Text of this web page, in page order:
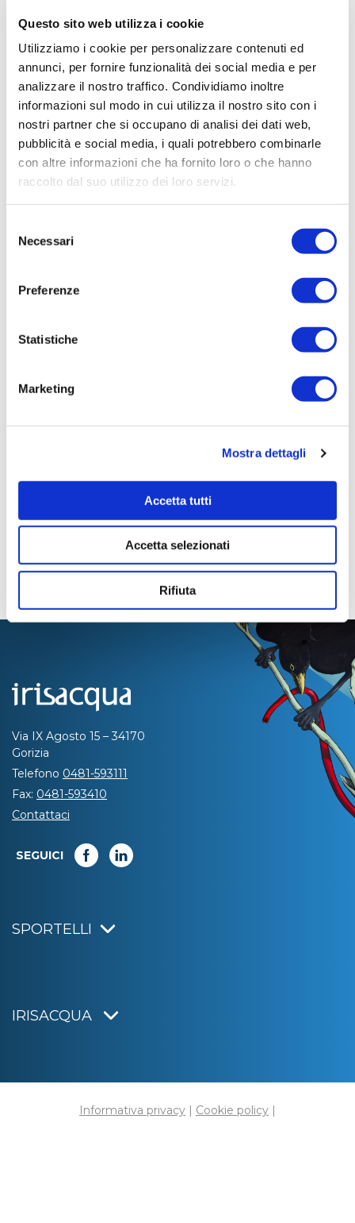
Questo sito web utilizza i cookie
Utilizziamo i cookie per personalizzare contenuti ed
annunci, per fornire funzionalità dei social media e per
analizzare il nostro traffico. Condividiamo inoltre
informazioni sul modo in cui utilizza il nostro sito con i
nostri partner che si occupano di analisi dei dati web,
pubblicità e social media, i quali potrebbero combinarle
con altre informazioni che ha fornito loro o che hanno
raccolto dal suo utilizzo dei loro servizi.
delNecessari
Preferenze
Statistiche
Marketing
Mostra dettagli
Accetta tutti
Accetta selezionati
Rifiuta
PARCELLA N. 97/2015 AVV. CATTARINI -
PROCEDIMENTO PENALE RGNR 789/2014
Elenco operatori invitati:
Procedura di scelta:
Affidamento ai sensi del Regolamento Generale
Aziendale per Lavori Servizi e Forniture (art.238,
comma 7 d.lgs. 163/2006)
Aggiudicatario Nome:
RICCARDO CATTARINI AVVOCATO - cod. fisc.
CTTRCR53H17L424D
2629,4700
pronta
0
Pagina aggiornata il 04/08/2020
Via IX Agosto 15 – 34170
Gorizia
Telefono 0481-593111
Fax: 0481-593410
Contattaci
SEGUICI
SPORTELLI
IRISACQUA
Informativa privacy | Cookie policy |